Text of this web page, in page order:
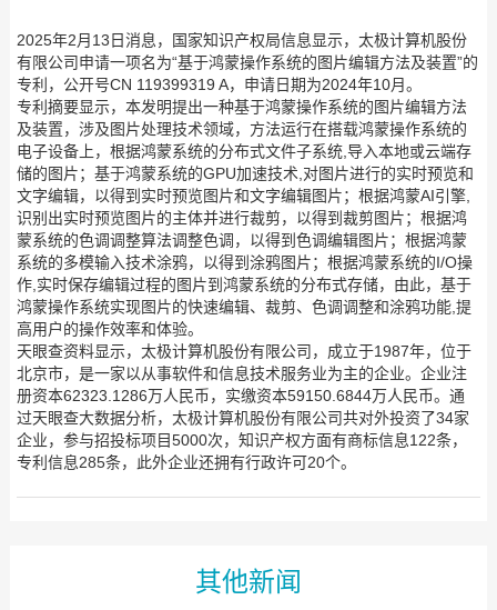
2025年2月13日消息，国家知识产权局信息显示，太极计算机股份
有限公司申请一项名为“基于鸿蒙操作系统的图片编辑方法及装置”的
专利，公开号CN 119399319 A，申请日期为2024年10月。
专利摘要显示，本发明提出一种基于鸿蒙操作系统的图片编辑方法
及装置，涉及图片处理技术领域，方法运行在搭载鸿蒙操作系统的
电子设备上，根据鸿蒙系统的分布式文件子系统,导入本地或云端存
储的图片；基于鸿蒙系统的GPU加速技术,对图片进行的实时预览和
文字编辑，以得到实时预览图片和文字编辑图片；根据鸿蒙AI引擎,
识别出实时预览图片的主体并进行裁剪，以得到裁剪图片；根据鸿
蒙系统的色调调整算法调整色调，以得到色调编辑图片；根据鸿蒙
系统的多模输入技术涂鸦，以得到涂鸦图片；根据鸿蒙系统的I/O操
作,实时保存编辑过程的图片到鸿蒙系统的分布式存储，由此，基于
鸿蒙操作系统实现图片的快速编辑、裁剪、色调调整和涂鸦功能,提
高用户的操作效率和体验。
天眼查资料显示，太极计算机股份有限公司，成立于1987年，位于
北京市，是一家以从事软件和信息技术服务业为主的企业。企业注
册资本62323.1286万人民币，实缴资本59150.6844万人民币。通
过天眼查大数据分析，太极计算机股份有限公司共对外投资了34家
企业，参与招投标项目5000次，知识产权方面有商标信息122条，
专利信息285条，此外企业还拥有行政许可20个。
其他新闻